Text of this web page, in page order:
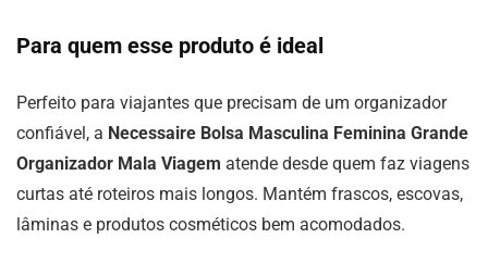
Para quem esse produto é ideal
Perfeito para viajantes que precisam de um organizador
confiável, a Necessaire Bolsa Masculina Feminina Grande
Organizador Mala Viagem atende desde quem faz viagens
curtas até roteiros mais longos. Mantém frascos, escovas,
lâminas e produtos cosméticos bem acomodados.